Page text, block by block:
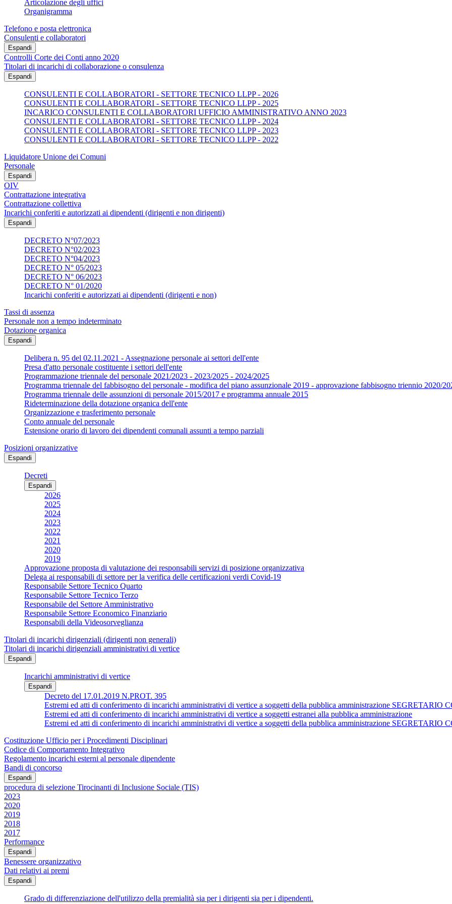
Articolazione degli uffici
Organigramma
Telefono e posta elettronica
Consulenti e collaboratori
Espandi
Controlli Corte dei Conti anno 2020
Titolari di incarichi di collaborazione o consulenza
Espandi
CONSULENTI E COLLABORATORI - SETTORE TECNICO LLPP - 2026
CONSULENTI E COLLABORATORI - SETTORE TECNICO LLPP - 2025
INCARICO CONSULENTI E COLLABORATORI UFFICIO AMMINISTRATIVO ANNO 2023
CONSULENTI E COLLABORATORI - SETTORE TECNICO LLPP - 2024
CONSULENTI E COLLABORATORI - SETTORE TECNICO LLPP - 2023
CONSULENTI E COLLABORATORI - SETTORE TECNICO LLPP - 2022
Liquidatore Unione dei Comuni
Personale
Espandi
OIV
Contrattazione integrativa
Contrattazione collettiva
Incarichi conferiti e autorizzati ai dipendenti (dirigenti e non dirigenti)
Espandi
DECRETO N°07/2023
DECRETO N°02/2023
DECRETO N°04/2023
DECRETO N° 05/2023
DECRETO N° 06/2023
DECRETO N° 01/2020
Incarichi conferiti e autorizzati ai dipendenti (dirigenti e non)
Tassi di assenza
Personale non a tempo indeterminato
Dotazione organica
Espandi
Delibera n. 95 del 02.11.2021 - Assegnazione personale ai settori dell'ente
Presa d'atto personale costituente i settori dell'ente
Programmazione triennale del personale 2021/2023 - 2023/2025 - 2024/2025
Programma triennale del fabbisogno del personale - modifica del piano assunzionale 2019 - approvazione fabbisogno triennio 2020/
Programma triennale delle assunzioni di personale 2015/2017 e programma annuale 2015
Rideterminazione della dotazione organica dell'ente
Organizzazione e trasferimento personale
Conto annuale del personale
Estensione orario di lavoro dei dipendenti comunali assunti a tempo parziali
Posizioni organizzative
Espandi
Decreti
Espandi
2026
2025
2024
2023
2022
2021
2020
2019
Approvazione proposta di valutazione dei responsabili servizi di posizione organizzativa
Delega ai responsabili di settore per la verifica delle certificazioni verdi Covid-19
Responsabile Settore Tecnico Quarto
Responsabile Settore Tecnico Terzo
Responsabile del Settore Amministrativo
Responsabile Settore Economico Finanziario
Responsabili della Videosorveglianza
Titolari di incarichi dirigenziali (dirigenti non generali)
Titolari di incarichi dirigenziali amministrativi di vertice
Espandi
Incarichi amministrativi di vertice
Espandi
Decreto del 17.01.2019 N.PROT. 395
Estremi ed atti di conferimento di incarichi amministrativi di vertice a soggetti della pubblica amministrazione
Estremi ed atti di conferimento di incarichi amministrativi di vertice a soggetti estranei alla pubblica amministrazione
Estremi ed atti di conferimento di incarichi amministrativi di vertice a soggetti della pubblica amministrazione
Costituzione Ufficio per i Procedimenti Disciplinari
Codice di Comportamento Integrativo
Regolamento incarichi esterni al personale dipendente
Bandi di concorso
Espandi
procedura di selezione Tirocinanti di Inclusione Sociale (TIS)
2023
2020
2019
2018
2017
Performance
Espandi
Benessere organizzativo
Dati relativi ai premi
Espandi
Grado di differenziazione dell'utilizzo della premialità sia per i dirigenti sia per i dipendenti.